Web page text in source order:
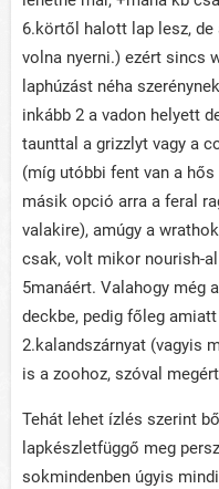
6.körtől halott lap lesz,
volna nyerni.) ezért sincs
laphúzást néha
inkább 2 a vadon helyett
taunttal a grizzlyt vagy a
(míg utóbbi fent van a
másik opció arra a feral
valakire), amúgy a
csak, volt mikor nourish-
5manáért. Valahogy még
deckbe, pedig főleg
2.kalandszárnyat (vagyis
is a zoohoz, szóval
Tehát lehet ízlés szerint
lapkészletfüggő meg
sokmindenben úgyis